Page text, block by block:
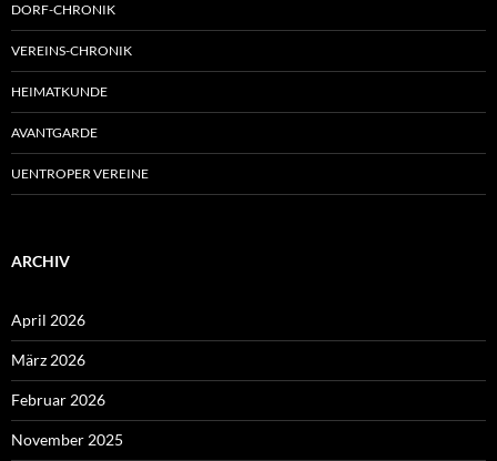
DORF-CHRONIK
VEREINS-CHRONIK
HEIMATKUNDE
AVANTGARDE
UENTROPER VEREINE
ARCHIV
April 2026
März 2026
Februar 2026
November 2025